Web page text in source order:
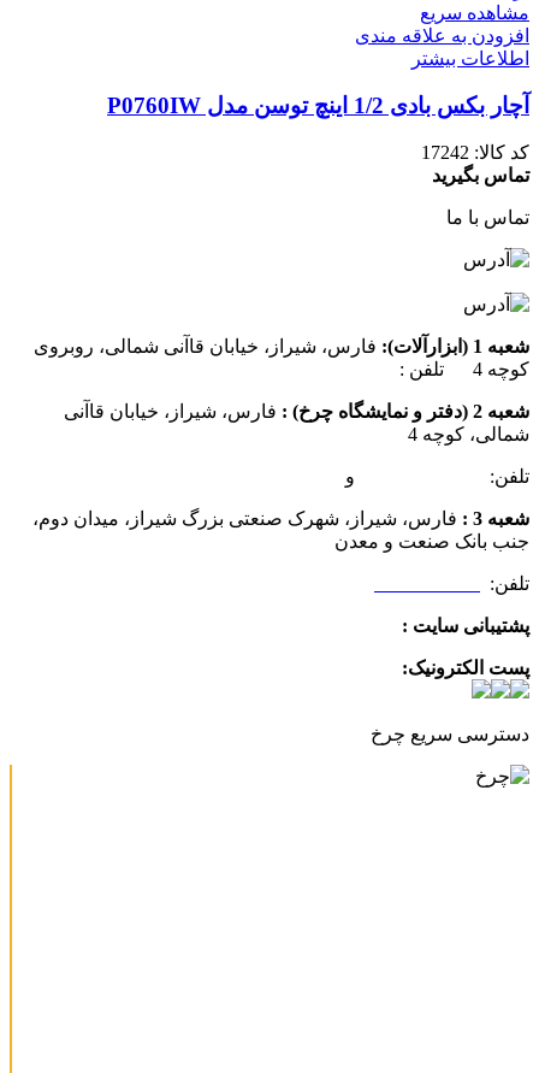
مشاهده سریع
افزودن به علاقه مندی
اطلاعات بیشتر
آچار بکس بادی 1/2 اینچ توسن مدل P0760IW
کد کالا: 17242
تماس بگیرید
تماس با ما
شعبه 1 (ابزارآلات):
فارس، شیراز، خیابان قاآنی شمالی، روبروی
کوچه 4 تلفن :
شعبه 2 (دفتر و نمایشگاه چرخ) :
فارس، شیراز، خیابان قاآنی
شمالی، کوچه 4
تلفن: و
شعبه 3 :
فارس، شیراز، شهرک صنعتی بزرگ شیراز، میدان دوم،
جنب بانک صنعت و معدن
تلفن:
پشتیبانی سایت :
پست الکترونیک:
دسترسی سریع چرخ